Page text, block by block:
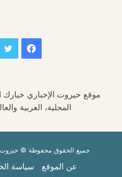
فيسبوك
موقع حيروت الإخباري خيارك
المحلية، العربية
جميع الحقوق محفوظة © حيروت
عن الموقع سياسة